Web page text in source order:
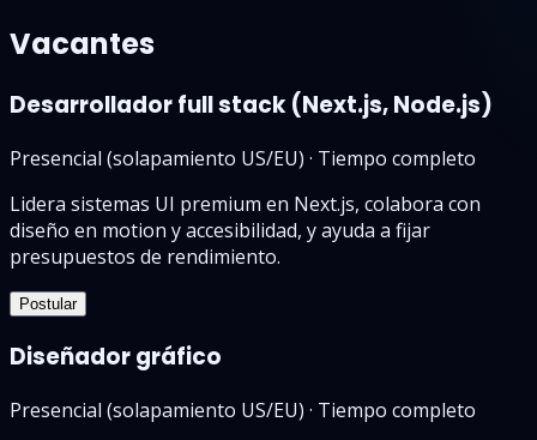
Vacantes
Desarrollador full stack (Next.js, Node.js)
Presencial (solapamiento US/EU) · Tiempo completo
Lidera sistemas UI premium en Next.js, colabora con
diseño en motion y accesibilidad, y ayuda a fijar
presupuestos de rendimiento.
Postular
Diseñador gráfico
Presencial (solapamiento US/EU) · Tiempo completo